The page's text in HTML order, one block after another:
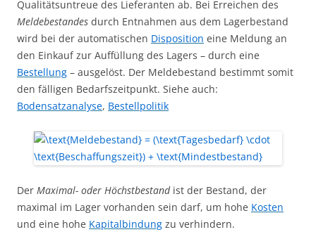
Qualitätsuntreue des Lieferanten ab. Bei Erreichen des
Meldebestandes durch Entnahmen aus dem Lagerbestand
wird bei der automatischen Disposition eine Meldung an
den Einkauf zur Auffüllung des Lagers – durch eine
Bestellung – ausgelöst. Der Meldebestand bestimmt somit
den fälligen Bedarfszeitpunkt. Siehe auch:
Bodensatzanalyse, Bestellpolitik
Der Maximal- oder Höchstbestandist der Bestand, der
maximal im Lager vorhanden sein darf, um hohe Kosten
und eine hohe Kapitalbindung zu verhindern.